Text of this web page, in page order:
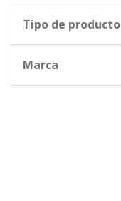
Tipo de producto
Marca